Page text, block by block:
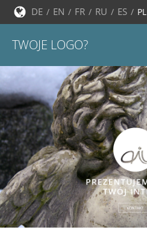
DE EN FR RU ES PL
TWOJE LOGO?